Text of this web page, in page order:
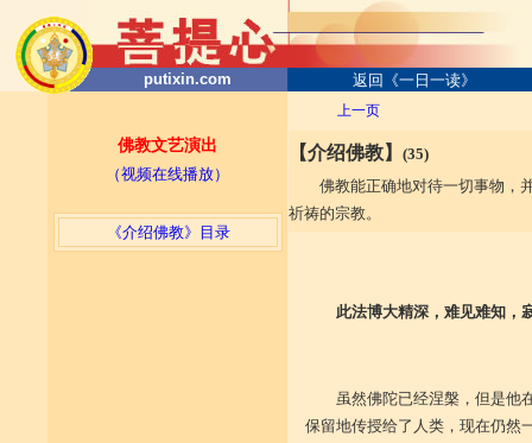
putixin.com 返回《一日一读》
佛教文艺演出
（视频在线播放）
上一页
【介绍佛教】 (35)
佛教能正确地对待一切事物，
祈祷的宗教。
此法博大精深，难见难知，
虽然佛陀已经涅槃，但是他
保留地传授给了人类，现在仍然
《介绍佛教》目录